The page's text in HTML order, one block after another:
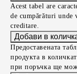
Acest tabel are
de cumpărături unde
creditare.
Предоставената
продукта в
при поръчка ще